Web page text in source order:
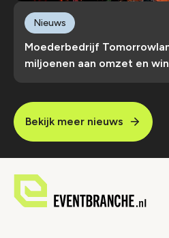
Moederbedrijf
miljoenen aan omzet en
Nieuws
Bekijk meer nieuws